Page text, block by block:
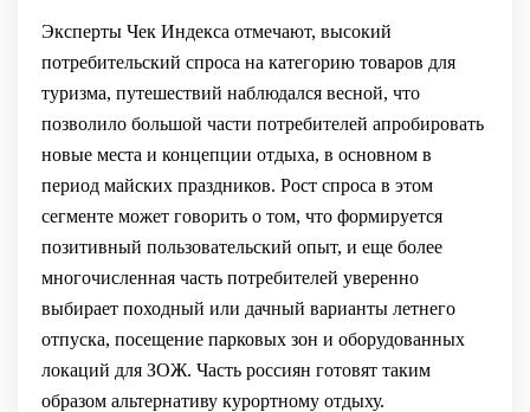
Эксперты Чек Индекса отмечают, высокий
потребительский спроса на категорию товаров для
туризма, путешествий наблюдался весной, что
позволило большой части потребителей апробировать
новые места и концепции отдыха, в основном в
период майских праздников. Рост спроса в этом
сегменте может говорить о том, что формируется
позитивный пользовательский опыт, и еще более
многочисленная часть потребителей уверенно
выбирает походный или дачный варианты летнего
отпуска, посещение парковых зон и оборудованных
локаций для ЗОЖ. Часть россиян готовят таким
образом альтернативу курортному отдыху.